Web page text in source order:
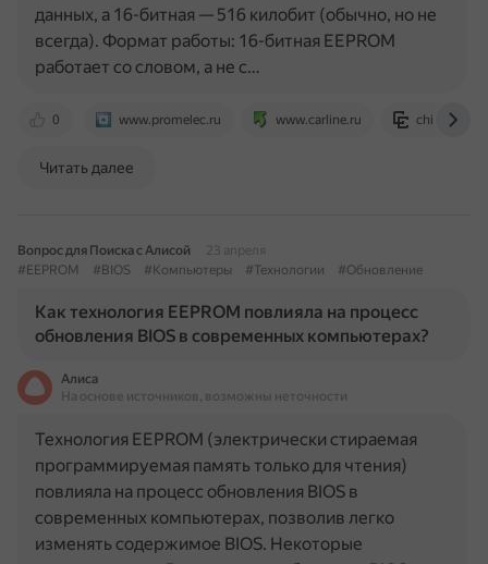
0 www.promelec.ru www.carline.ru
данных, а 16-битная — 516 килобит (обычно, но не
всегда). Формат работы: 16-битная EEPROM
работает со словом, а не с…
Читать далее
Вопрос для Поиска с Алисой
23 апреля
#EEPROM
#BIOS #Компьютеры #Технологии #Обновление
Как технология EEPROM повлияла на процесс
обновления BIOS в современных компьютерах?
Алиса
На основе источников, возможны неточности
Технология EEPROM (электрически стираемая
программируемая память только для чтения)
повлияла на процесс обновления BIOS в
современных компьютерах, позволив легко
изменять содержимое BIOS. Некоторые